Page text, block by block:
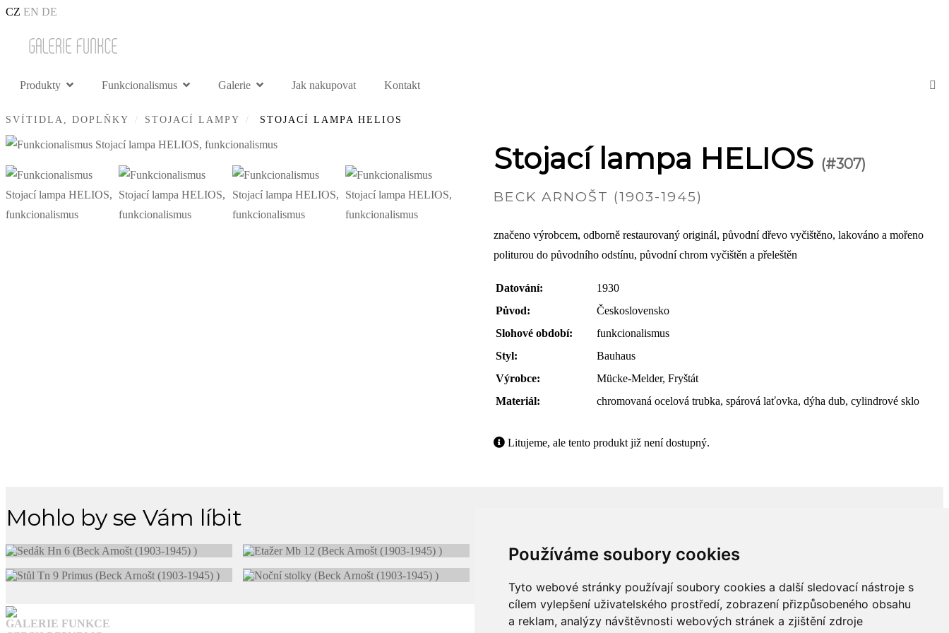
Používáme soubory cookies
Tyto webové stránky používají soubory cookies a další sledovací nástroje s
cílem vylepšení uživatelského prostředí, zobrazení přizpůsobeného obsahu
a reklam, analýzy návštěvnosti webových stránek a zjištění zdroje
CZ EN DE
Produkty Funkcionalismus Galerie Jak nakupovat Kontakt
SVÍTIDLA, DOPLŇKY STOJACÍ LAMPY STOJACÍ LAMPA HELIOS
Stojací lampa HELIOS (#307)
BECK ARNOŠT (1903-1945)
značeno výrobcem, odborně restaurovaný originál, původní dřevo vyčištěno, lakováno a mořeno
politurou do původního odstínu, původní chrom vyčištěn a přeleštěn
Datování:
1930
Původ:
Československo
Slohové období:
funkcionalismus
Styl:
Bauhaus
Výrobce:
Mücke-Melder, Fryštát
Materiál:
chromovaná ocelová trubka, spárová laťovka, dýha dub, cylindrové sklo
Litujeme, ale tento produkt již není dostupný.
Mohlo by se Vám líbit
GALERIE FUNKCE